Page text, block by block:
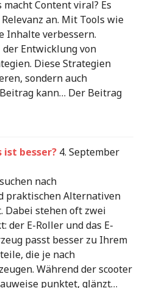
Content viral? Es
an. Mit Tools wie
Inhalte verbessern.
Entwicklung von
Diese Strategien
sondern auch
kann… Der Beitrag
ist besser? 4. September
nach
praktischen Alternativen
stehen oft zwei
E-Roller und das E-
passt besser zu Ihrem
die je nach
Während der scooter
punktet, glänzt…